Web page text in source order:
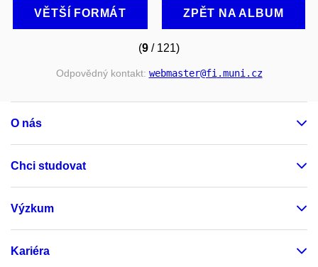
VĚTŠÍ FORMÁT ZPĚT NA ALBUM
(9 / 121)
Odpovědný kontakt: webmaster@fi.muni.cz
O nás
Chci studovat
Výzkum
Kariéra